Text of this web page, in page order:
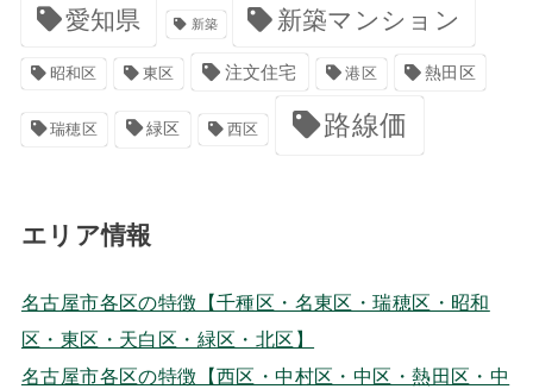
愛知県 新築 新築マンション
昭和区 東区 注文住宅 港区 熱田区
瑞穂区 緑区 西区 路線価
エリア情報
名古屋市各区の特徴【千種区・名東区・瑞穂区・昭和
区・東区・天白区・緑区・北区】
名古屋市各区の特徴【西区・中村区・中区・熱田区・中